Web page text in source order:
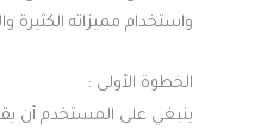
واستخدام مميزاته الكثيرة
الخطوة الأولى :